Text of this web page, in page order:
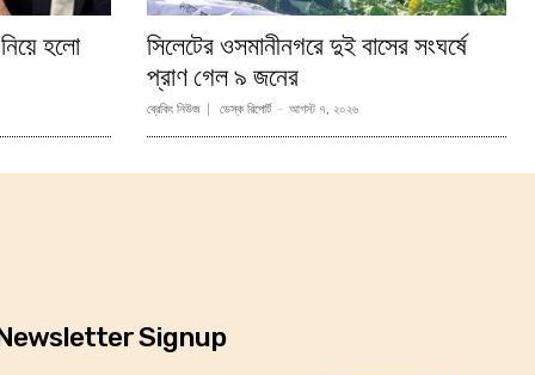
হলো
সিলেটের ওসমানীনগরে দুই বাসের সংঘর্ষে
প্রাণ গেল ৯ জনের
ব্রেকিং নিউজ ডেস্ক রিপোর্ট - আগস্ট ৭, ২০২৬
Signup